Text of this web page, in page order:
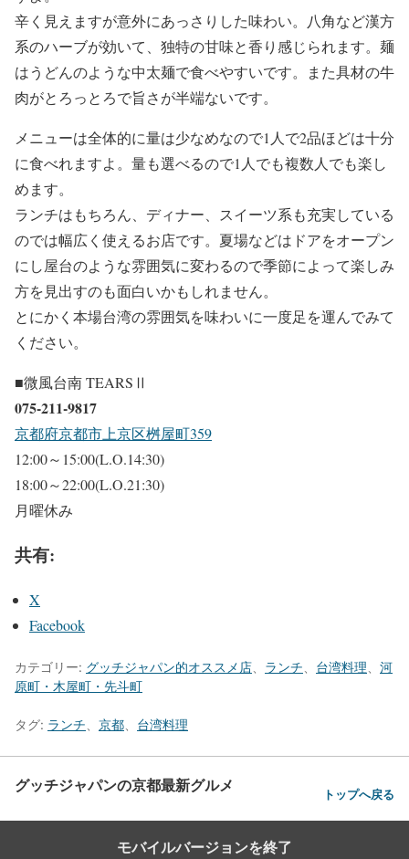
辛く見えますが意外にあっさりした味わい。八角など漢方
系のハーブが効いて、独特の甘味と香り感じられます。麺
はうどんのような中太麺で食べやすいです。また具材の牛
肉がとろっとろで旨さが半端ないです。
メニューは全体的に量は少なめなので1人で2品ほどは十分
に食べれますよ。量も選べるので1人でも複数人でも楽し
めます。
ランチはもちろん、ディナー、スイーツ系も充実している
のでは幅広く使えるお店です。夏場などはドアをオープン
にし屋台のような雰囲気に変わるので季節によって楽しみ
方を見出すのも面白いかもしれません。
とにかく本場台湾の雰囲気を味わいに一度足を運んでみて
ください。
■微風台南 TEARSⅡ
075-211-9817
京都府京都市上京区桝屋町359
12:00～15:00(L.O.14:30)
18:00～22:00(L.O.21:30)
月曜休み
共有:
X
Facebook
カテゴリー: グッチジャパン的オススメ店 ランチ 台湾料理
河
原町・木屋町・先斗町
タグ: ランチ 京都 台湾料理
グッチジャパンの京都最新グルメ トップへ戻る
モバイルバージョンを終了